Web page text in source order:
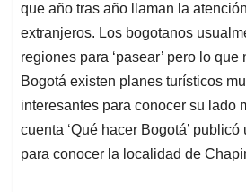
A
p
p
o
o
k
d
I
n
d
s
que año tras año llaman la
extranjeros. Los bogotanos
regiones para ‘pasear’ pero lo
Bogotá existen planes turísticos
interesantes para conocer su lado
cuenta ‘Qué hacer Bogotá’
para conocer la localidad de